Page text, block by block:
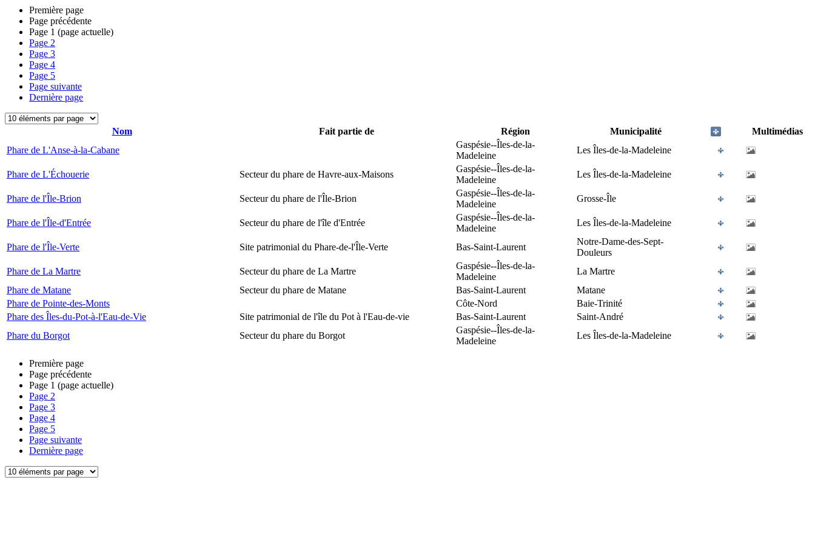
Première page
Page précédente
Page 1 (page actuelle)
Page 2
Page 3
Page 4
Page 5
Page suivante
Dernière page
Nom Fait partie de Région Municipalité
Multimédias
Phare de L'Anse-à-la-Cabane
Gaspésie--Îles-de-la-
Madeleine
Les Îles-de-la-Madeleine
Phare de L'Échouerie Secteur du phare de Havre-aux-Maisons
Gaspésie--Îles-de-la-
Madeleine
Les Îles-de-la-Madeleine
Phare de l'Île-Brion Secteur du phare de l'Île-Brion
Gaspésie--Îles-de-la-
Madeleine
Grosse-Île
Phare de l'Île-d'Entrée Secteur du phare de l'île d'Entrée
Gaspésie--Îles-de-la-
Madeleine
Les Îles-de-la-Madeleine
Phare de l'Île-Verte Site patrimonial du Phare-de-l'Île-Verte Bas-Saint-Laurent
Notre-Dame-des-Sept-
Douleurs
Phare de La Martre
Secteur du phare de La Martre
Gaspésie--Îles-de-la-
Madeleine
La Martre
Phare de Matane
Secteur du phare de Matane Bas-Saint-Laurent
Matane
Phare de Pointe-des-Monts
Côte-Nord
Baie-Trinité
Phare des Îles-du-Pot-à-l'Eau-de-Vie
Site patrimonial de l'île du Pot à l'Eau-de-vie Bas-Saint-Laurent
Saint-André
Phare du Borgot
Secteur du phare du Borgot
Gaspésie--Îles-de-la-
Madeleine
Les Îles-de-la-Madeleine
Première page
Page précédente
Page 1 (page actuelle)
Page 2
Page 3
Page 4
Page 5
Page suivante
Dernière page